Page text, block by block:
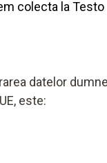
colecta la
datelor
este: